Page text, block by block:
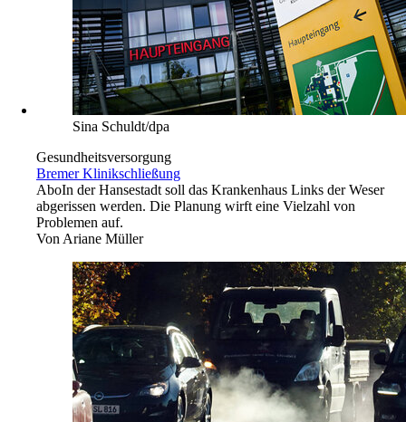
Sina Schuldt/dpa
Gesundheitsversorgung
Bremer Klinikschließung
AboIn der Hansestadt soll das Krankenhaus Links der Weser
abgerissen werden. Die Planung wirft eine Vielzahl von
Problemen auf.
Von Ariane Müller